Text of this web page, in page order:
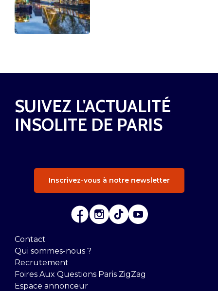
SUIVEZ L'ACTUALITÉ
INSOLITE DE PARIS
Inscrivez-vous à notre newsletter
Contact
Qui sommes-nous ?
Recrutement
Foires Aux Questions Paris ZigZag
Espace annonceur